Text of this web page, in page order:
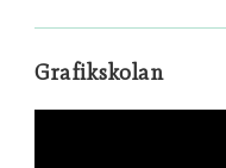
Grafikskolan